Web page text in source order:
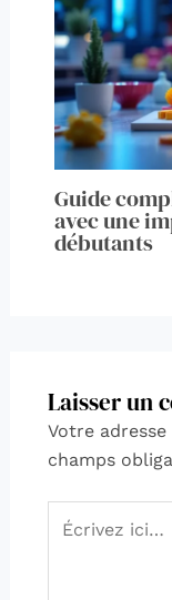
Guide
avec une
débutants
Laisser un
Votre
champs
Écrivez